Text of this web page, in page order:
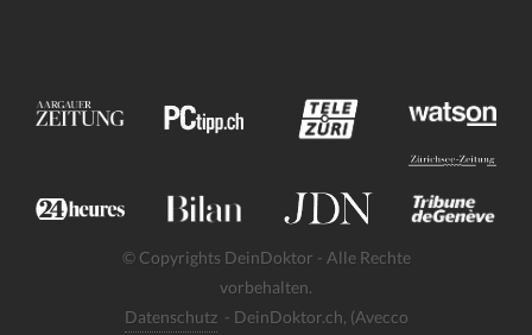
© Copyrights DeinDoktor - Alle Rechte
vorbehalten.
Datenschutz - DeinDoktor.ch, (Avecco